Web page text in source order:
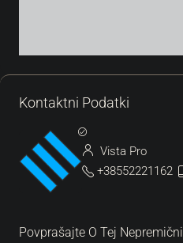
Kontaktni Podatki
Vista Pro
+38552221162
Povprašajte O Tej